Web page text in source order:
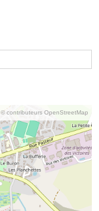
© contributeurs OpenStreetMap